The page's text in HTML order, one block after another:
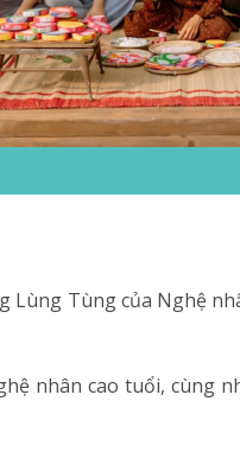
Lùng Tùng của Nghệ
nhân cao tuổi, cùng